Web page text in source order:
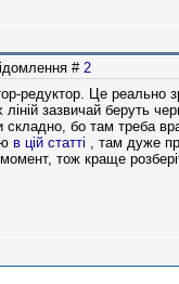
# 2
редуктор. Це
зазвичай беруть
бо там треба
в цій статті , там дуже
тож краще